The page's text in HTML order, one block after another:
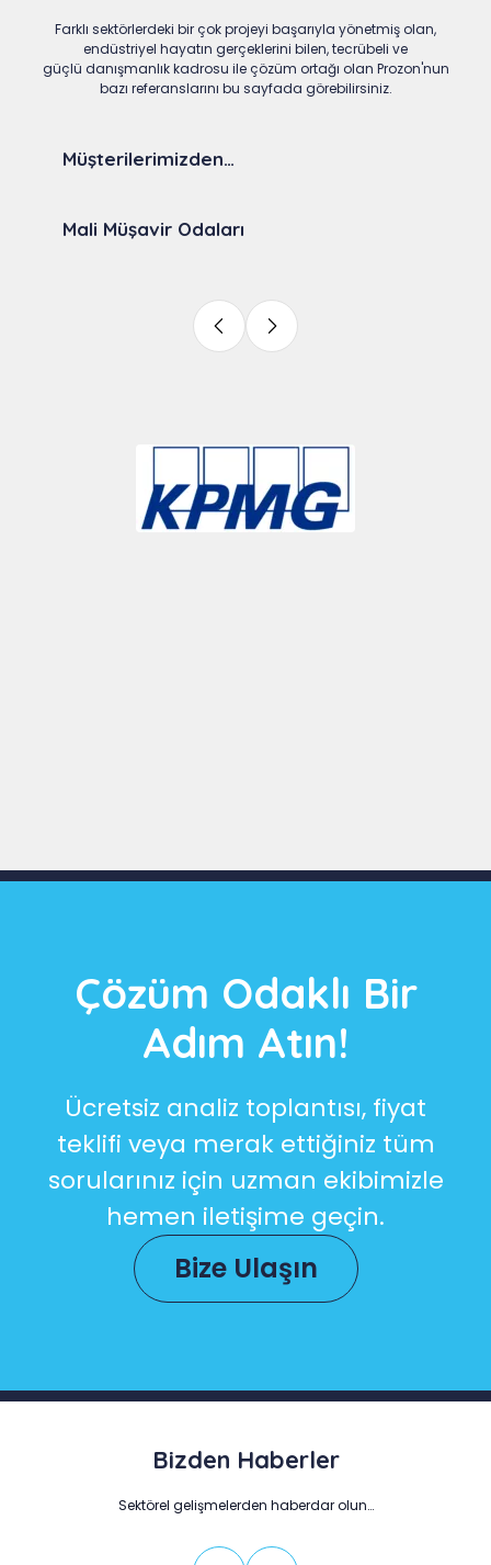
Farklı sektörlerdeki bir çok projeyi başarıyla yönetmiş olan,
endüstriyel hayatın gerçeklerini bilen, tecrübeli ve
güçlü danışmanlık kadrosu ile çözüm ortağı olan Prozon'nun
bazı referanslarını bu sayfada görebilirsiniz.
Müşterilerimizden…
Mali Müşavir Odaları
Çözüm Odaklı Bir
Adım Atın!
Ücretsiz analiz toplantısı, fiyat
teklifi veya merak ettiğiniz tüm
sorularınız için uzman ekibimizle
hemen iletişime geçin.
Bize Ulaşın
Bizden Haberler
Sektörel gelişmelerden haberdar olun…